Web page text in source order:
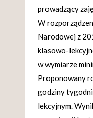
prowadzący
W
Narodowej z
klasowo-
w wymiarze
Proponowany
godziny
lekcyjnym.